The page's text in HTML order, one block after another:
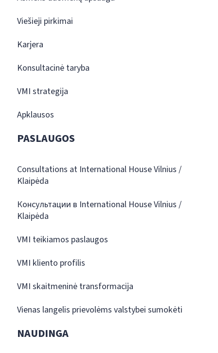
Viešieji pirkimai
Karjera
Konsultacinė taryba
VMI strategija
Apklausos
PASLAUGOS
Consultations at International House Vilnius /
Klaipėda
Консультации в International House Vilnius /
Klaipėda
VMI teikiamos paslaugos
VMI kliento profilis
VMI skaitmeninė transformacija
Vienas langelis prievolėms valstybei sumokėti
NAUDINGA